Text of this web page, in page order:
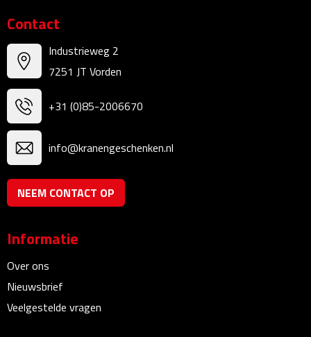
Strandlakens
Strandtassen
Strandstoelen
Strandspellen
Strandmatten
Strandtenten
Vrije Tijd
Contact
Industrieweg 2
7251 JT Vorden
+31 (0)85-2006670
info@kranengeschenken.nl
NEEM CONTACT OP
Informatie
Over ons
Nieuwsbrief
Veelgestelde vragen